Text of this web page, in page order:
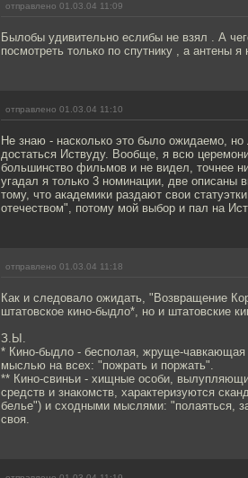
отправлено 01.03.04 11:09
Былобы удивительно еслибы не взял . А
посмотреть только по спутнику , а антены
отправлено 01.03.04 11:10
Не знаю - насколько это было ожидаемо,
достаться Иствуду. Вообще, я всю
большинство фильмов и не видел, точнее
угадал я только 3 номинации, две
тому, что академики раздают свои
отечеством", потому мой выбор и пал на
отправлено 01.03.04 11:18
Как и следовало ожидать, "Возвращение
штатовское кино-быдло*, но и штатовские
З.Ы.
* Кино-быдло - бесполая, жруще-чавкающая
мыслью на всех: "пожрать и поржать".
** Кино-свиньи - хищные особи,
средств и знакомств, характеризуются
белье") и сходными мыслями: "полаяться,
своя.